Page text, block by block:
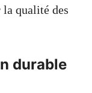
qualité des
durable